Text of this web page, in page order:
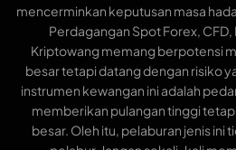
mencerminkan keputusan masa
Perdagangan Spot Forex,
Kriptowang memang berpotensi
besar tetapi datang dengan risiko
instrumen kewangan ini adalah
memberikan pulangan tinggi
besar. Oleh itu, pelaburan jenis ini